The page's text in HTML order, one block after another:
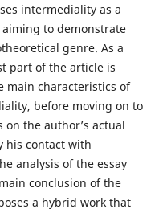
intermediality as a
to demonstrate
genre. As a
part of the article is
main characteristics of
before moving on to
the author’s actual
his contact with
analysis of the essay
conclusion of the
a hybrid work that